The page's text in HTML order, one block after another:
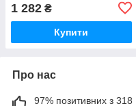
1 282 ₴
Купити
Про нас
97% позитивних з 318